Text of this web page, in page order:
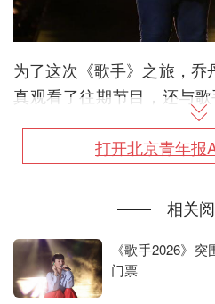
为了这次《歌手》之旅，乔
真观看了往期节目，还与
金斯勒进行了线上交流。而
议节目组邀请乔丹参加《歌
昨日，《歌手》举行了一
面会，本期袭榜歌手Jordan
在线歌手正式会面。见面会
打开北京青年报
相关
《歌手2026》
门票